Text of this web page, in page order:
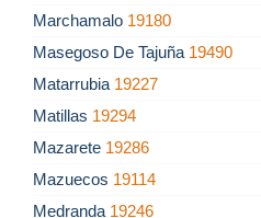
Marchamalo 19180
Masegoso De Tajuña 19490
Matarrubia 19227
Matillas 19294
Mazarete 19286
Mazuecos 19114
Medranda 19246